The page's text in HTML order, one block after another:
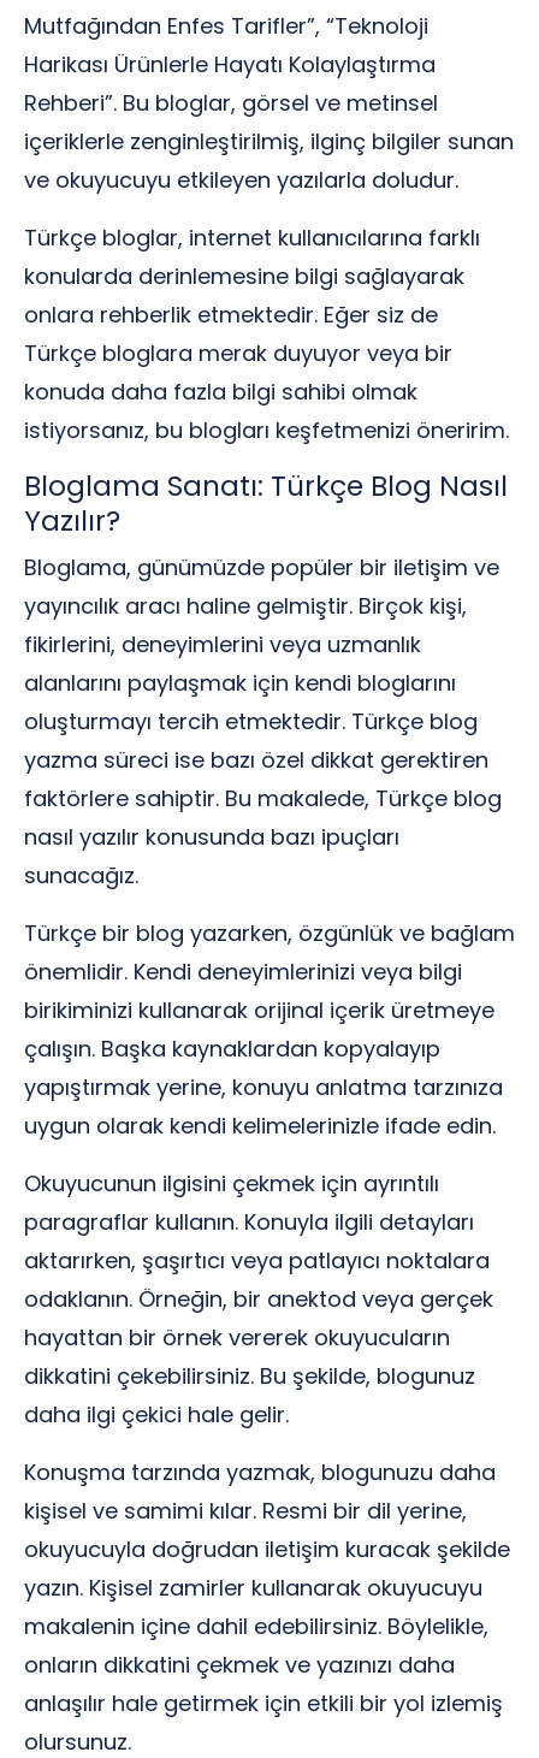
Mutfağından Enfes Tarifler”, “Teknoloji
Harikası Ürünlerle Hayatı Kolaylaştırma
Rehberi”. Bu bloglar, görsel ve metinsel
içeriklerle zenginleştirilmiş, ilginç bilgiler sunan
ve okuyucuyu etkileyen yazılarla doludur.
Türkçe bloglar, internet kullanıcılarına farklı
konularda derinlemesine bilgi sağlayarak
onlara rehberlik etmektedir. Eğer siz de
Türkçe bloglara merak duyuyor veya bir
konuda daha fazla bilgi sahibi olmak
istiyorsanız, bu blogları keşfetmenizi öneririm.
Bloglama Sanatı: Türkçe Blog Nasıl
Yazılır?
Bloglama, günümüzde popüler bir iletişim ve
yayıncılık aracı haline gelmiştir. Birçok kişi,
fikirlerini, deneyimlerini veya uzmanlık
alanlarını paylaşmak için kendi bloglarını
oluşturmayı tercih etmektedir. Türkçe blog
yazma süreci ise bazı özel dikkat gerektiren
faktörlere sahiptir. Bu makalede, Türkçe blog
nasıl yazılır konusunda bazı ipuçları
sunacağız.
Türkçe bir blog yazarken, özgünlük ve bağlam
önemlidir. Kendi deneyimlerinizi veya bilgi
birikiminizi kullanarak orijinal içerik üretmeye
çalışın. Başka kaynaklardan kopyalayıp
yapıştırmak yerine, konuyu anlatma tarzınıza
uygun olarak kendi kelimelerinizle ifade edin.
Okuyucunun ilgisini çekmek için ayrıntılı
paragraflar kullanın. Konuyla ilgili detayları
aktarırken, şaşırtıcı veya patlayıcı noktalara
odaklanın. Örneğin, bir anektod veya gerçek
hayattan bir örnek vererek okuyucuların
dikkatini çekebilirsiniz. Bu şekilde, blogunuz
daha ilgi çekici hale gelir.
Konuşma tarzında yazmak, blogunuzu daha
kişisel ve samimi kılar. Resmi bir dil yerine,
okuyucuyla doğrudan iletişim kuracak şekilde
yazın. Kişisel zamirler kullanarak okuyucuyu
makalenin içine dahil edebilirsiniz. Böylelikle,
onların dikkatini çekmek ve yazınızı daha
anlaşılır hale getirmek için etkili bir yol izlemiş
olursunuz.